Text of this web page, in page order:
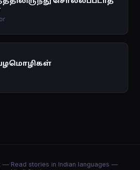
பழமொழிகள்
— Read stories in Indian languages —